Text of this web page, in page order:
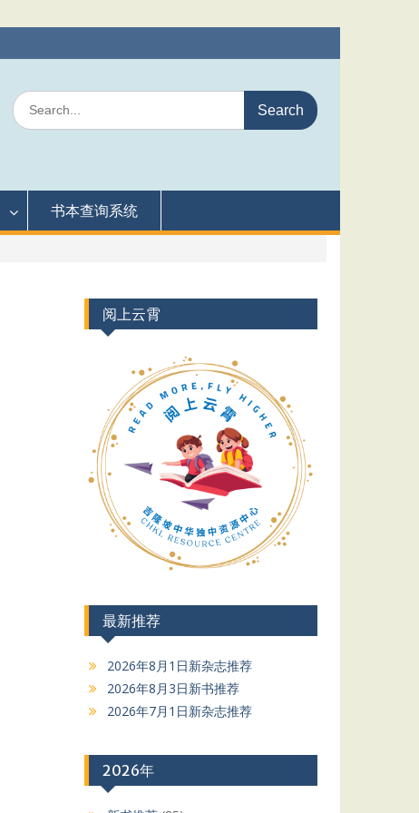
Search
for:
书本查询系统
阅上云霄
最新推荐
2026年8月1日新杂志推荐
2026年8月3日新书推荐
2026年7月1日新杂志推荐
2026年